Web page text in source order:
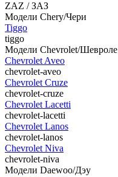
ZAZ / ЗАЗ
Модели Chery/Чери
Tiggo
tiggo
Модели Chevrolet/Шевроле
Chevrolet Aveo
chevrolet-aveo
Chevrolet Cruze
chevrolet-cruze
Chevrolet Lacetti
chevrolet-lacetti
Chevrolet Lanos
chevrolet-lanos
Chevrolet Niva
chevrolet-niva
Модели Daewoo/Дэу